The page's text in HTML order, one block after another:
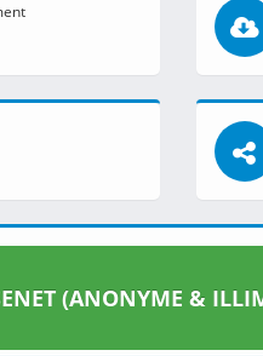
(ANONYME &